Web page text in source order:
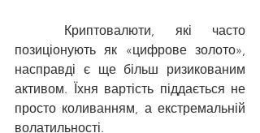
позиціонують як «цифрове золото»,
насправді є ще більш ризикованим
активом. Їхня вартість піддається не
просто коливанням, а екстремальній
волатильності.